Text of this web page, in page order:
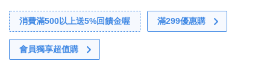
消費滿500以上送5%回饋金喔 滿299優惠購
會員獨享超值購